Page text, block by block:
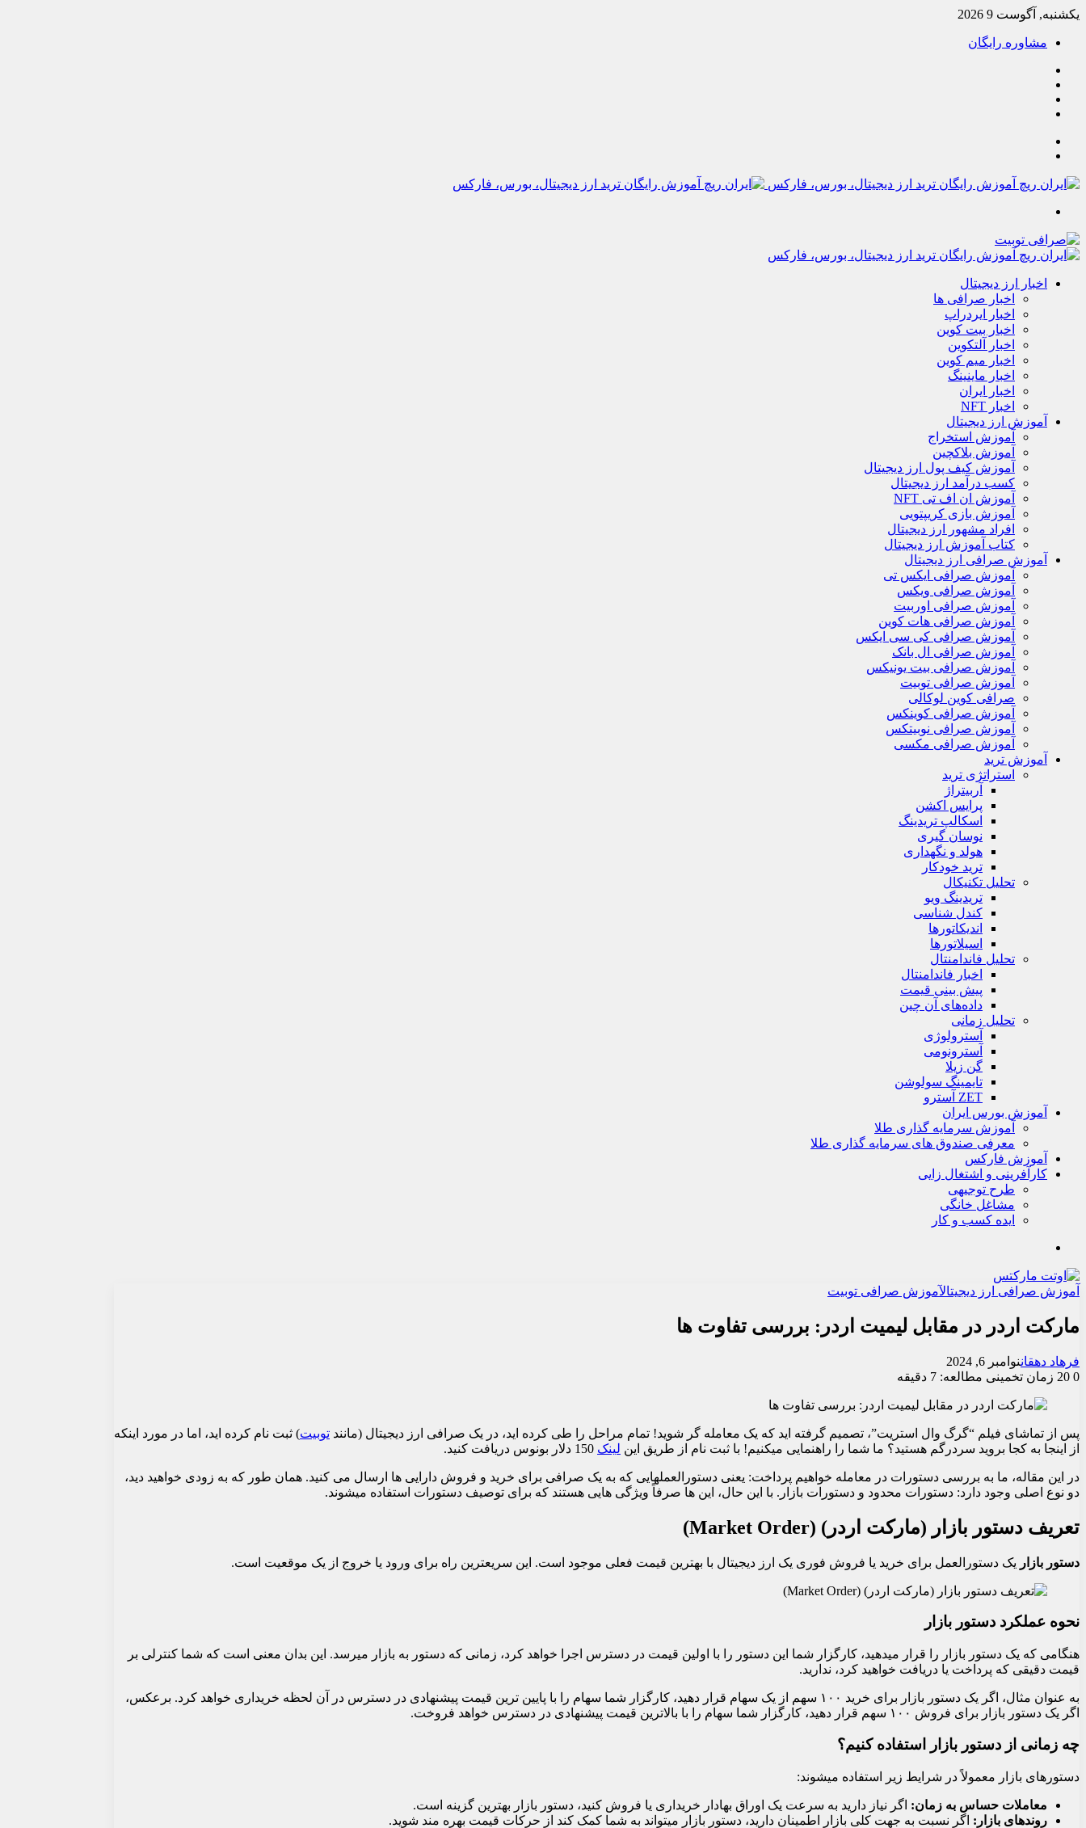
یکشنبه, آگوست 9 2026
مشاوره رایگان
اخبار ارز دیجیتال
اخبار صرافی ها
اخبار ایردراپ
اخبار بیت کوین
اخبار آلتکوین
اخبار میم کوین
اخبار ماینینگ
اخبار ایران
اخبار NFT
آموزش ارز دیجیتال
آموزش استخراج
آموزش بلاکچین
آموزش کیف پول ارز دیجیتال
کسب درآمد ارز دیجیتال
آموزش ان اف تی NFT
آموزش بازی کریپتویی
افراد مشهور ارز دیجیتال
کتاب آموزش ارز دیجیتال
آموزش صرافی ارز دیجیتال
آموزش صرافی ایکس تی
آموزش صرافی ویکس
آموزش صرافی اوربیت
آموزش صرافی هات کوین
آموزش صرافی کی سی ایکس
آموزش صرافی ال بانک
آموزش صرافی بیت یونیکس
آموزش صرافی توبیت
صرافی کوین لوکالی
آموزش صرافی کوینکس
آموزش صرافی نوبیتکس
آموزش صرافی مکسی
آموزش ترید
استراتژی‌ ترید
آربیتراژ
پرایس اکشن
اسکالپ تریدینگ
نوسان گیری
هولد و نگهداری
ترید خودکار
تحلیل تکنیکال
تریدینگ ویو
کندل شناسی
اندیکاتورها
اسیلاتورها
تحلیل فاندامنتال
اخبار فاندامنتال
پیش بینی قیمت
داده‌های آن چین
تحلیل زمانی
آسترولوژی
آسترونومی
گن زیلا
تايمينگ سولوشن
ZET آسترو
آموزش بورس ایران
آموزش سرمایه گذاری طلا
معرفی صندوق های سرمایه گذاری طلا
آموزش فارکس
کارآفرینی و اشتغال زایی
طرح توجیهی
مشاغل خانگی
ایده کسب و کار
آموزش صرافی ارز دیجیتالآموزش صرافی توبیت
مارکت اردر در مقابل لیمیت اردر: بررسی تفاوت ها
فرهاد دهقاننوامبر 6, 2024
0
زمان تخمینی مطالعه: 7 دقیقه
پس از تماشای فیلم “گرگ وال استریت”، تصمیم گرفته اید که یک معامله گر شوید! تمام مراحل را طی کرده اید، در یک صرافی ارز دیجیتال (مانند توبیت) ثبت نام کرده اید، اما در مورد اینکه
از اینجا به کجا بروید سردرگم هستید؟ ما شما را راهنمایی میکنیم! با ثبت نام از طریق این لینک
در این مقاله، ما به بررسی دستورات در معامله خواهیم پرداخت: یعنی دستورالعملهایی که به یک صرافی برای خرید و فروش دارایی ها ارسال می کنید. همان طور که به زودی خواهید دید،
دو نوع اصلی وجود دارد: دستورات محدود و دستورات بازار. با این حال، این ها صرفاً ویژگی هایی هستند که برای توصیف دستورات استفاده میشوند.
تعریف دستور بازار (مارکت اردر) (Market Order)
دستور بازار یک دستورالعمل برای خرید یا فروش فوری یک ارز دیجیتال با بهترین قیمت فعلی موجود است. این سریعترین راه برای ورود یا خروج از یک موقعیت است.
نحوه عملکرد دستور بازار
هنگامی که یک دستور بازار را قرار میدهید، کارگزار شما این دستور را با اولین قیمت در دسترس اجرا خواهد کرد، زمانی که دستور به بازار میرسد. این بدان معنی است که شما کنترلی بر
قیمت دقیقی که پرداخت یا دریافت خواهید کرد، ندارید.
به عنوان مثال، اگر یک دستور بازار برای خرید ۱۰۰ سهم از یک سهام قرار دهید، کارگزار شما سهام را با پایین ترین قیمت پیشنهادی در دسترس در آن لحظه خریداری خواهد کرد. برعکس،
اگر یک دستور بازار برای فروش ۱۰۰ سهم قرار دهید، کارگزار شما سهام را با بالاترین قیمت پیشنهادی در دسترس خواهد فروخت.
چه زمانی از دستور بازار استفاده کنیم؟
دستورهای بازار معمولاً در شرایط زیر استفاده میشوند:
معاملات حساس به زمان: اگر نیاز دارید به سرعت یک اوراق بهادار خریداری یا فروش کنید، دستور بازار بهترین گزینه است.
روندهای بازار : اگر نسبت به جهت کلی بازار اطمینان دارید، دستور بازار میتواند به شما کمک کند از حرکات قیمت بهره مند شوید.